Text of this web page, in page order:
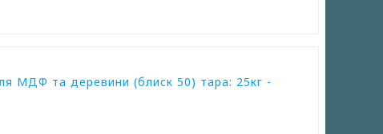
МДФ та деревини (блиск 50) тара: 25кг -